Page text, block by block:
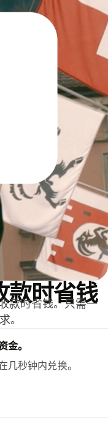
款时省钱
款时省钱。只需一
。
金。
几秒钟内兑换。